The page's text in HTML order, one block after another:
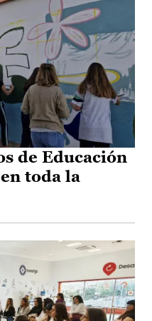
de Educación
toda la